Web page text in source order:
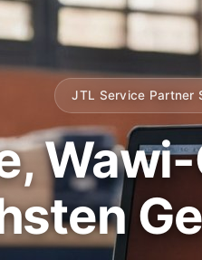
JTL Service Partner